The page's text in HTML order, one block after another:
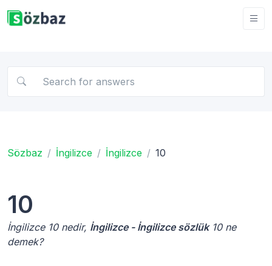
Sözbaz İngilizce İngilizce 10
10
İngilizce 10 nedir, İngilizce - İngilizce sözlük10 ne
demek?